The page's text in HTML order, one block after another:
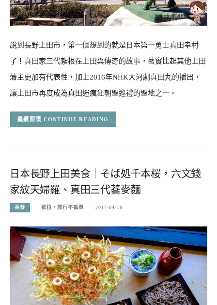
說到長野上田市，第一個想到的就是日本第一勇士真田幸村
了！真田家三代紮根在上田與傳奇的故事，著實比起其他上田
藩主更加有代表性，加上2016年NHK大河劇真田丸的播出，
讓上田市再度成為真田迷瘋狂朝聖巡禮的聖地之一。
CONTINUE READING
日本長野上田美食｜そば処千本桜，六文錢
家紋天婦羅、真田三代蕎麥麵
長野 歐拉。旅行不孤單 2017-04-18